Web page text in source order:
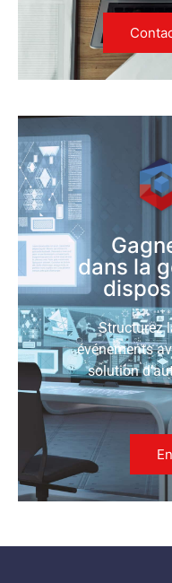
dans la
Structurez
événements
solution